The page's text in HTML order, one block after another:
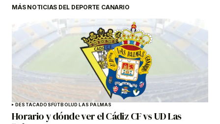
MÁS NOTICIAS DEL DEPORTE CANARIO
DESTACADOS FÚTBOLUD LAS PALMAS
Horario y dónde ver el Cádiz CF vs UD Las